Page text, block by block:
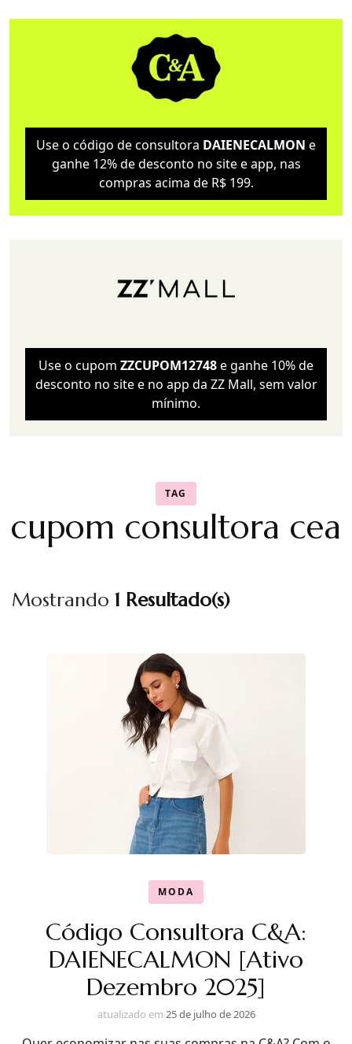
Use o código de consultora DAIENECALMON e
ganhe 12% de desconto no site e app, nas
compras acima de R$ 199.
Use o cupom ZZCUPOM12748e ganhe 10% de
desconto no site e no app da ZZ Mall, sem valor
mínimo.
TAG
cupom consultora cea
Mostrando 1 Resultado(s)
MODA
Código Consultora C&A:
DAIENECALMON [Ativo
Dezembro 2025]
atualizado em 25 de julho de 2026